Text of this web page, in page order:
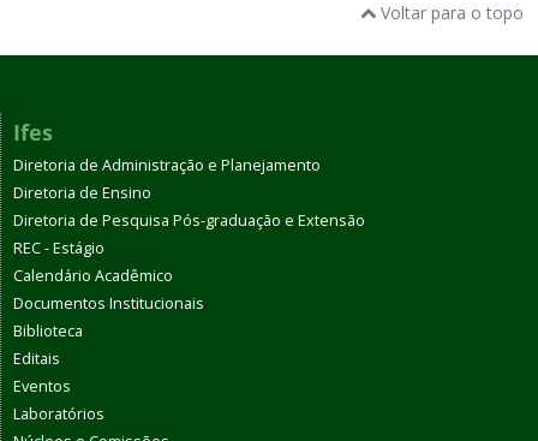
Voltar para o topo
Ifes
Diretoria de Administração e Planejamento
Diretoria de Ensino
Diretoria de Pesquisa Pós-graduação e Extensão
REC - Estágio
Calendário Acadêmico
Documentos Institucionais
Biblioteca
Editais
Eventos
Laboratórios